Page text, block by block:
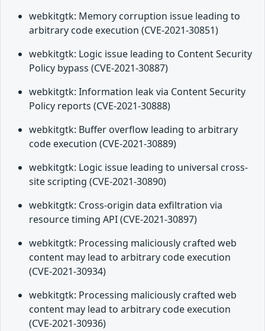
webkitgtk: Memory corruption issue leading to
arbitrary code execution (CVE-2021-30851)
webkitgtk: Logic issue leading to Content Security
Policy bypass (CVE-2021-30887)
webkitgtk: Information leak via Content Security
Policy reports (CVE-2021-30888)
webkitgtk: Buffer overflow leading to arbitrary
code execution (CVE-2021-30889)
webkitgtk: Logic issue leading to universal cross-
site scripting (CVE-2021-30890)
webkitgtk: Cross-origin data exfiltration via
resource timing API (CVE-2021-30897)
webkitgtk: Processing maliciously crafted web
content may lead to arbitrary code execution
(CVE-2021-30934)
webkitgtk: Processing maliciously crafted web
content may lead to arbitrary code execution
(CVE-2021-30936)